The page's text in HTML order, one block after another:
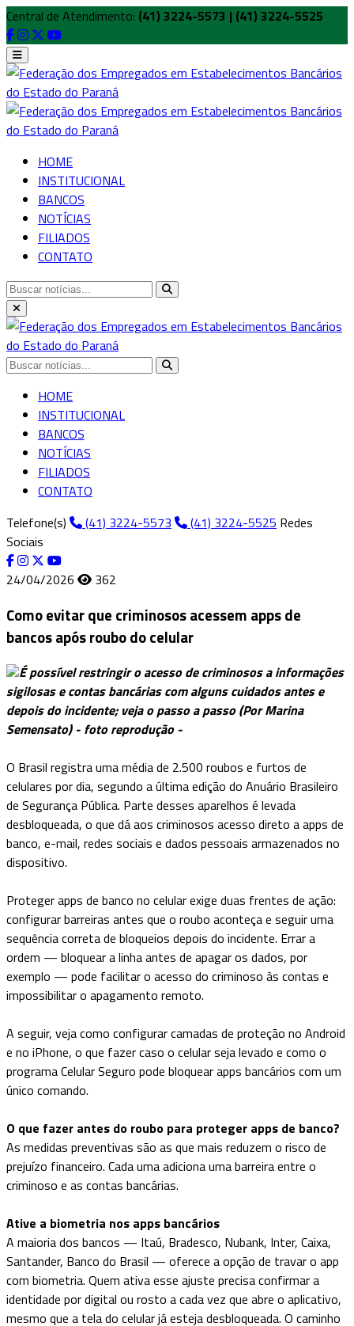
Central de Atendimento: (41) 3224-5573 | (41) 3224-5525
HOME
INSTITUCIONAL
BANCOS
NOTÍCIAS
FILIADOS
CONTATO
HOME
INSTITUCIONAL
BANCOS
NOTÍCIAS
FILIADOS
CONTATO
Telefone(s)
(41) 3224-5573 (41) 3224-5525 Redes
Sociais
24/04/2026
362
Como evitar que criminosos acessem apps de
bancos após roubo do celular
É possível restringir o acesso de criminosos a informações
sigilosas e contas bancárias com alguns cuidados antes e
depois do incidente; veja o passo a passo (Por Marina
Semensato) - foto reprodução -
O Brasil registra uma média de 2.500 roubos e furtos de
celulares por dia, segundo a última edição do Anuário Brasileiro
de Segurança Pública. Parte desses aparelhos é levada
desbloqueada, o que dá aos criminosos acesso direto a apps de
banco, e-mail, redes sociais e dados pessoais armazenados no
dispositivo.
Proteger apps de banco no celular exige duas frentes de ação:
configurar barreiras antes que o roubo aconteça e seguir uma
sequência correta de bloqueios depois do incidente. Errar a
ordem — bloquear a linha antes de apagar os dados, por
exemplo — pode facilitar o acesso do criminoso às contas e
impossibilitar o apagamento remoto.
A seguir, veja como configurar camadas de proteção no Android
e no iPhone, o que fazer caso o celular seja levado e como o
programa Celular Seguro pode bloquear apps bancários com um
único comando.
O que fazer antes do roubo para proteger apps de banco?
As medidas preventivas são as que mais reduzem o risco de
prejuízo financeiro. Cada uma adiciona uma barreira entre o
criminoso e as contas bancárias.
Ative a biometria nos apps bancários
A maioria dos bancos — Itaú, Bradesco, Nubank, Inter, Caixa,
Santander, Banco do Brasil — oferece a opção de travar o app
com biometria. Quem ativa esse ajuste precisa confirmar a
identidade por digital ou rosto a cada vez que abre o aplicativo,
mesmo que a tela do celular já esteja desbloqueada. O caminho